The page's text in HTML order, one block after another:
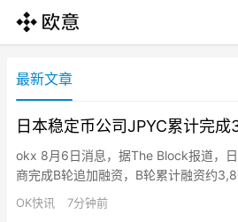
最新文章
日本稳定币公司JPYC累计完
okx 8月6日消息，据The Block报道，
商完成B轮追加融资，B轮累计融资约
方为日本物流巨头AZ-COM丸和控股，
用于扩大金融和Web3生态，推动日元
OK快讯 7分钟前